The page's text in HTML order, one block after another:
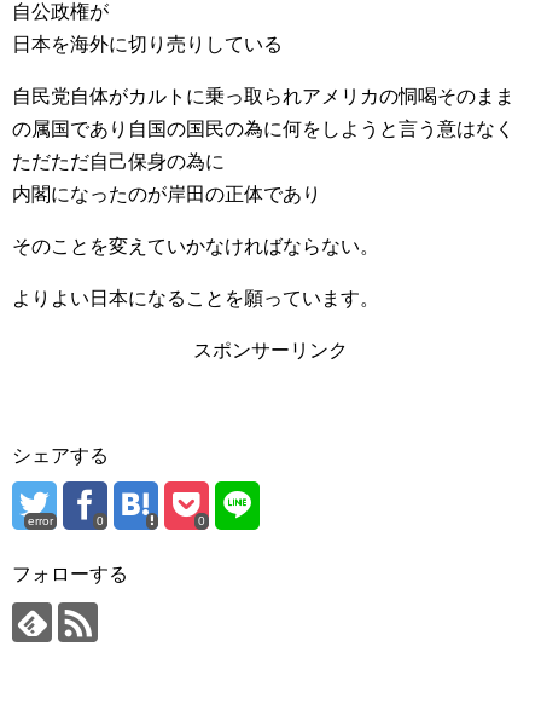
自公政権が
日本を海外に切り売りしている
自民党自体がカルトに乗っ取られアメリカの恫喝そのまま
の属国であり自国の国民の為に何をしようと言う意はなく
ただただ自己保身の為に
内閣になったのが岸田の正体であり
そのことを変えていかなければならない。
よりよい日本になることを願っています。
スポンサーリンク
シェアする
error 0 0
フォローする